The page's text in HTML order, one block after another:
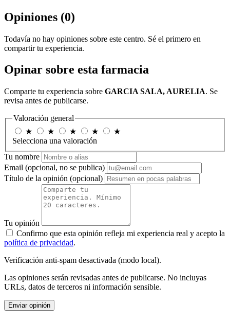
Opiniones (0)
Todavía no hay opiniones sobre este centro. Sé el primero en
compartir tu experiencia.
Opinar sobre esta farmacia
Comparte tu experiencia sobre GARCIA SALA, AURELIA. Se
revisa antes de publicarse.
Valoración general
★
★ ★ ★
★
Selecciona una valoración
Tu nombre
Email (opcional, no se publica)
Título de la opinión (opcional)
Tu opinión
Confirmo que esta opinión refleja mi experiencia real y acepto la
política de privacidad.
Verificación anti-spam desactivada (modo local).
Las opiniones serán revisadas antes de publicarse. No incluyas
URLs, datos de terceros ni información sensible.
Enviar opinión